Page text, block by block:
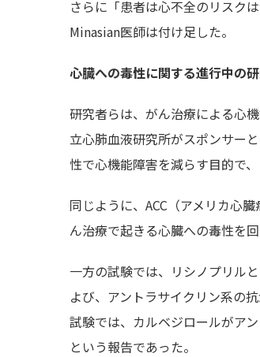
さらに「患者は心不全のリスク
Minasian医師は付け足した。
心臓への毒性に関する進行中の
研究者らは、がん治療による心
立心肺血液研究所がスポンサー
性で心機能障害を減らす目的で
同じように、ACC（アメリカ心
ん治療で起きる心臓への毒性を
一方の試験では、リシノプリル
よび、アントラサイクリン系の
試験では、カルベジロールがア
という報告であった。